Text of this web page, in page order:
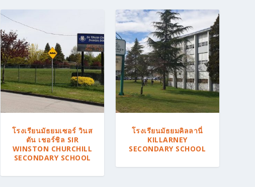
โรงเรียนมัธยมเซอร์ วินส
ตัน เชอร์ชิล SIR
WINSTON CHURCHILL
SECONDARY SCHOOL
โรงเรียนมัธยมคิลลานี่
KILLARNEY
SECONDARY SCHOOL